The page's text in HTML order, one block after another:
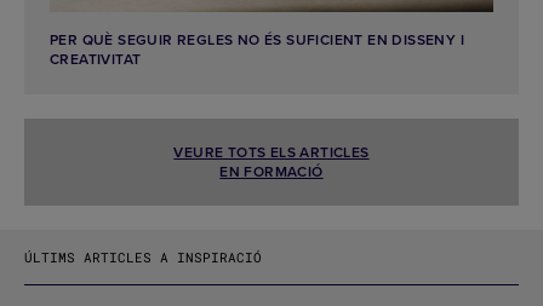
PER QUÈ SEGUIR REGLES NO ÉS SUFICIENT EN DISSENY I
CREATIVITAT
VEURE TOTS ELS ARTICLES
EN FORMACIÓ
ÚLTIMS ARTICLES A INSPIRACIÓ